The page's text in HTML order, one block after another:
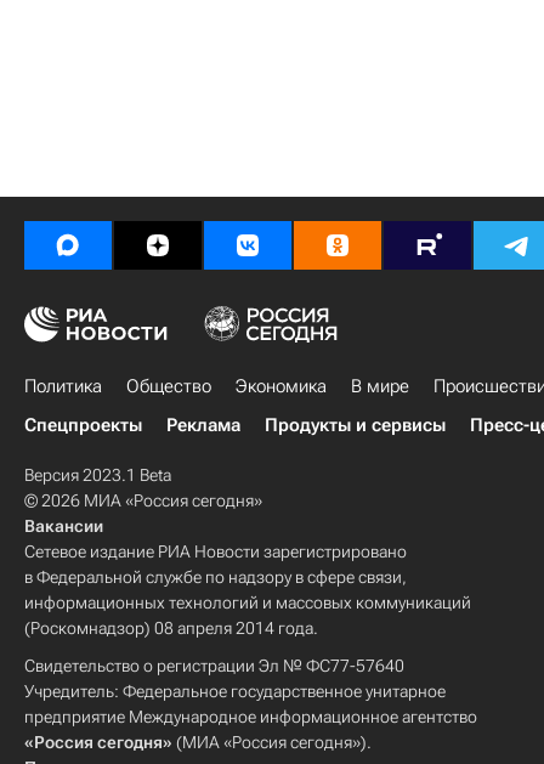
Политика Общество Экономика В мире
Спецпроекты
Реклама Продукты и сервисы Пресс-
Версия 2023.1 Beta
© 2026 МИА «Россия сегодня»
Вакансии
Сетевое издание РИА Новости зарегистрировано
в Федеральной службе по надзору в сфере связи,
информационных технологий и массовых коммуникаций
(Роскомнадзор) 08 апреля 2014 года.
Свидетельство о регистрации Эл № ФС77-57640
Учредитель: Федеральное государственное унитарное
предприятие Международное информационное агентство
«Россия сегодня» (МИА «Россия сегодня»).